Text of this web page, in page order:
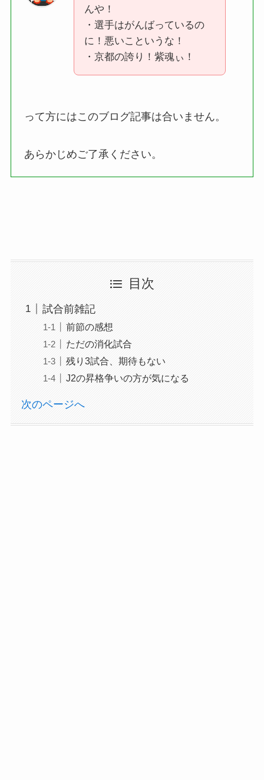
んや！
・選手はがんばっているの
に！悪いこというな！
・京都の誇り！紫魂ぃ！
って方にはこのブログ記事は合いません。
あらかじめご了承ください。
目次
試合前雑記
前節の感想
ただの消化試合
残り3試合、期待もない
J2の昇格争いの方が気になる
次のページへ